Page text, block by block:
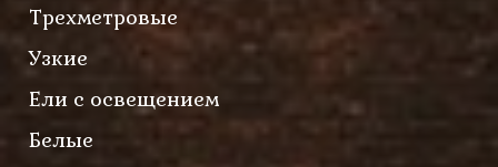
Трехметровые
Узкие
Ели с освещением
Белые